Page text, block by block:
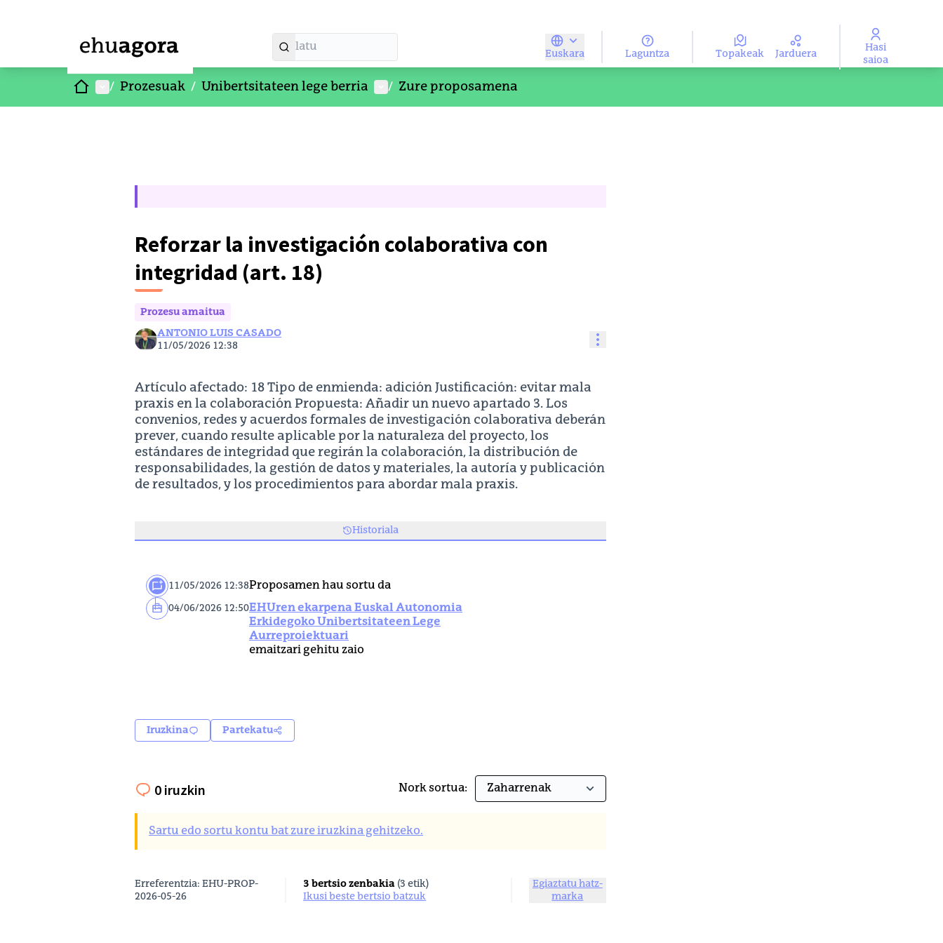
Euskara
Elegir el idiomaAukeratu hizkuntza
Laguntza Topakeak Jarduera
Hasi
saioa
Hasiera
Menu nagusia
/ Prozesuak / Unibertsitateen lege berria Parte-hartzailearen menua
/ Zure proposamena
Reforzar la investigación colaborativa con
integridad (art. 18)
Prozesu amaitua
ANTONIO LUIS CASADO
11/05/2026 12:38
Baliabideen kontrolak
Artículo afectado: 18 Tipo de enmienda: adición Justificación: evitar mala
praxis en la colaboración Propuesta: Añadir un nuevo apartado 3. Los
convenios, redes y acuerdos formales de investigación colaborativa deberán
prever, cuando resulte aplicable por la naturaleza del proyecto, los
estándares de integridad que regirán la colaboración, la distribución de
responsabilidades, la gestión de datos y materiales, la autoría y publicación
de resultados, y los procedimientos para abordar mala praxis.
Historiala
11/05/2026 12:38Proposamen hau sortu da
04/06/2026 12:50EHUren ekarpena Euskal Autonomia
Erkidegoko Unibertsitateen Lege
Aurreproiektuari
emaitzari gehitu zaio
Iruzkina Partekatu
0 iruzkin Nork sortua:
Sartu edo sortu kontu bat zure iruzkina gehitzeko.
Erreferentzia: EHU-PROP-
2026-05-26
3 bertsio zenbakia (3 etik)
ikusi beste bertsio batzuk
Egiaztatu hatz-
marka